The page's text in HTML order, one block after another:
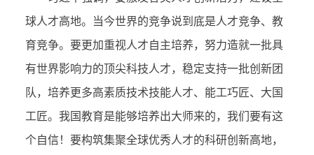
球人才高地。当今世界的竞争说到底是人才竞争、教
育竞争。要更加重视人才自主培养，努力造就一批具
有世界影响力的顶尖科技人才，稳定支持一批创新团
队，培养更多高素质技术技能人才、能工巧匠、大国
工匠。我国教育是能够培养出大师来的，我们要有这
个自信！要构筑集聚全球优秀人才的科研创新高地，